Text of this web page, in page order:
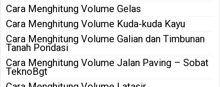
Cara Menghitung Volume Gelas
Cara Menghitung Volume Kuda-kuda Kayu
Cara Menghitung Volume Galian dan Timbunan
Tanah Pondasi
Cara Menghitung Volume Jalan Paving – Sobat
TeknoBgt